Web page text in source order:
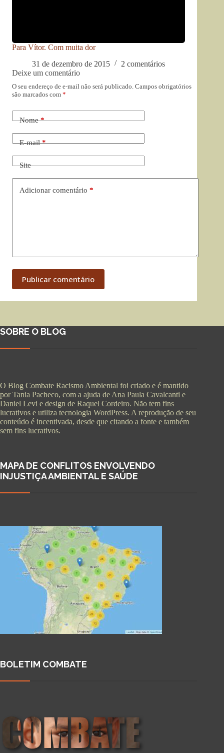
Para Vítor. Com muita dor
31 de dezembro de 2015
2 comentários
Deixe um comentário
O seu endereço de e-mail não será publicado. Campos obrigatórios
são marcados com *
Nome*
E-mail*
Site
Adicionar comentário *
Publicar comentário
SOBRE O BLOG
O Blog Combate Racismo Ambiental foi criado e é mantido
por Tania Pacheco, com a ajuda de Ana Paula Cavalcanti e
Daniel Levi e design de Raquel Cordeiro. Não tem fins
lucrativos e utiliza tecnologia WordPress. A reprodução de seu
conteúdo é incentivada, desde que citando a fonte e também
sem fins lucrativos.
MAPA DE CONFLITOS ENVOLVENDO
INJUSTIÇA AMBIENTAL E SAÚDE
BOLETIM COMBATE